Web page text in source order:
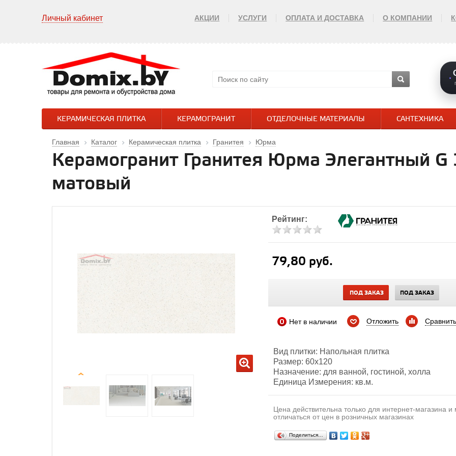
Личный кабинет АКЦИИ УСЛУГИ ОПЛАТА И ДОСТАВКА О КОМПАНИИ
КЕРАМИЧЕСКАЯ ПЛИТКА КЕРАМОГРАНИТ ОТДЕЛОЧНЫЕ МАТЕРИАЛЫ САНТЕХНИКА
Главная Каталог Керамическая плитка Гранитея Юрма
Керамогранит Гранитея Юрма Элегантный
матовый
Рейтинг:
79,80 руб.
ПОД ЗАКАЗ ПОД ЗАКАЗ
Нет в наличии Отложить Сравнить
Вид плитки: Напольная плитка
Размер: 60х120
Назначение: для ванной, гостиной, холла
Единица Измерения: кв.м.
Цена действительна только для интернет-магазина и
отличаться от цен в розничных магазинах
Поделиться…